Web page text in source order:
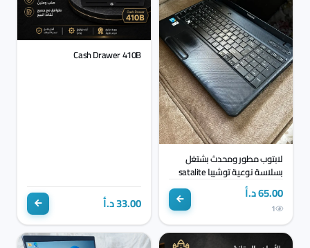
لابتوب مطور ومحدث بشتغل
بسلاسة نوعية توشيبا satalite
65.00 د.أ
1
Cash Drawer 410B
33.00 د.أ